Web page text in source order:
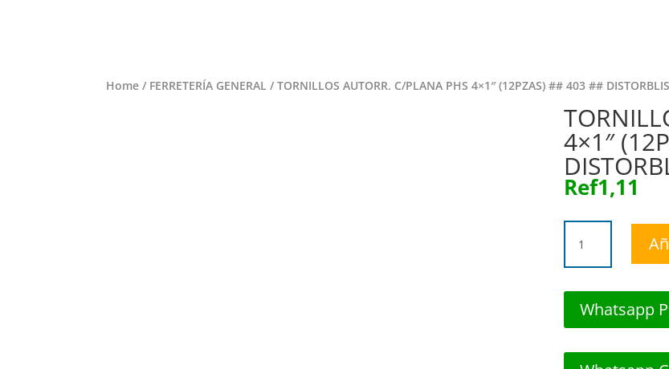
Home / FERRETERÍA GENERAL / TORNILLOS AUTORR. C/PLANA PHS 4×1″ (12PZAS) ## 403 ##
4×1″
Ref1,11
AUTORR.
C/PLANA
4x1"
403
Whatsapp